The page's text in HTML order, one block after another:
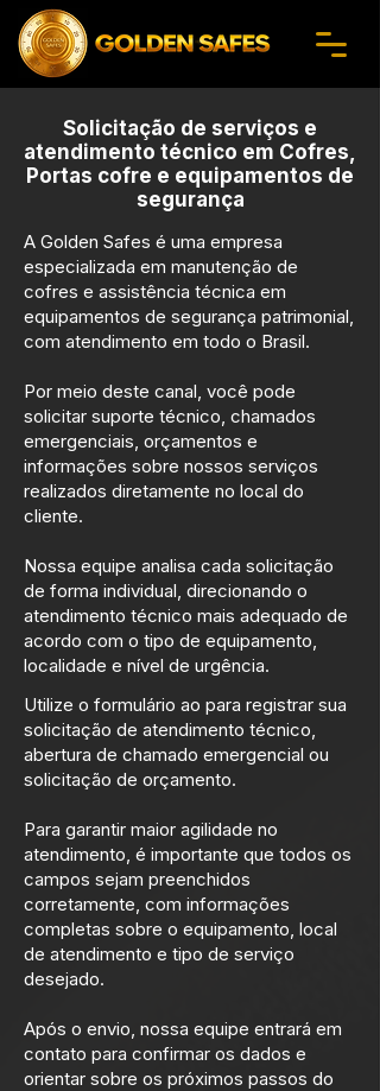
Solicitação de serviços e
atendimento técnico em Cofres,
Portas cofre e equipamentos de
segurança
A Golden Safes é uma empresa
especializada em manutenção de
cofres e assistência técnica em
equipamentos de segurança patrimonial,
com atendimento em todo o Brasil.
Por meio deste canal, você pode
solicitar suporte técnico, chamados
emergenciais, orçamentos e
informações sobre nossos serviços
realizados diretamente no local do
cliente.
Nossa equipe analisa cada solicitação
de forma individual, direcionando o
atendimento técnico mais adequado de
acordo com o tipo de equipamento,
localidade e nível de urgência.
Utilize o formulário ao para registrar sua
solicitação de atendimento técnico,
abertura de chamado emergencial ou
solicitação de orçamento.
Para garantir maior agilidade no
atendimento, é importante que todos os
campos sejam preenchidos
corretamente, com informações
completas sobre o equipamento, local
de atendimento e tipo de serviço
desejado.
Após o envio, nossa equipe entrará em
contato para confirmar os dados e
orientar sobre os próximos passos do